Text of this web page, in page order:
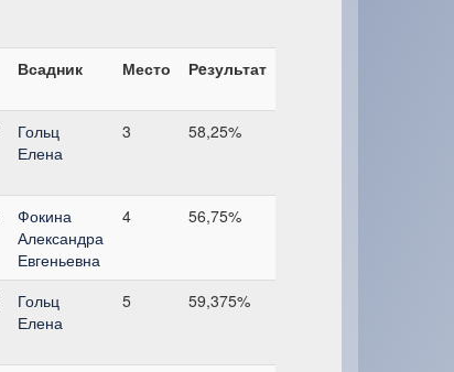
Всадник Место Рeзультат
Гольц
Елена
3 58,25%
Фокина
Александра
Евгеньевна
4 56,75%
Гольц
Елена
5 59,375%